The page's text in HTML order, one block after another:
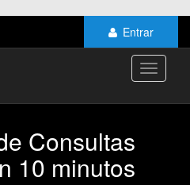
Entrar
Toggle
Consultas
10 minutos